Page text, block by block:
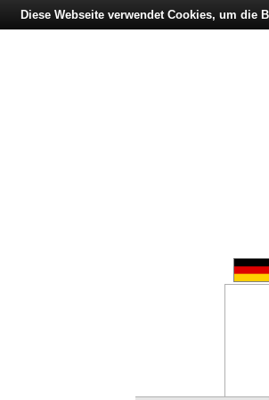
Diese Webseite verwendet Cookies, um